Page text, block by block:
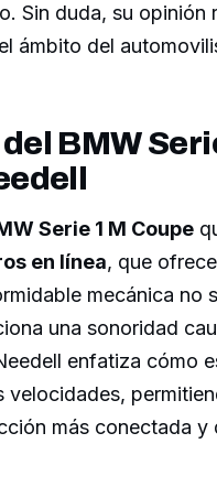
Sin duda, su opinión
ámbito del
BMW
Serie 1 M Coupe
en línea, que
mecánica no
una sonoridad
enfatiza cómo
velocidades,
más conectada y